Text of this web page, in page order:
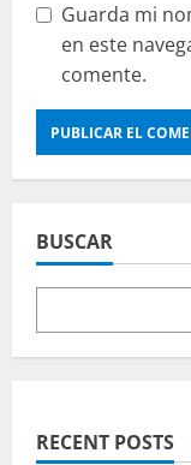
Guarda mi
en este
comente.
BUSCAR
RECENT POSTS